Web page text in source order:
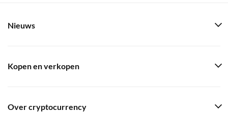
Nieuws
Kopen en verkopen
Over cryptocurrency